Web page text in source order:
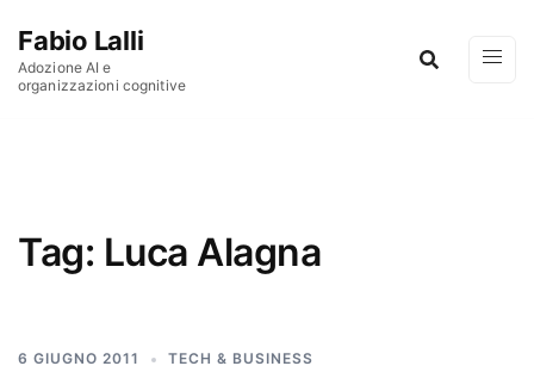
Fabio Lalli
Adozione AI e
organizzazioni cognitive
Tag: Luca Alagna
6 GIUGNO 2011 TECH & BUSINESS